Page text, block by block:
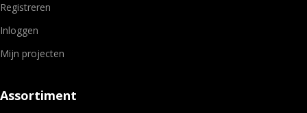
Registreren
Inloggen
Mijn projecten
Assortiment